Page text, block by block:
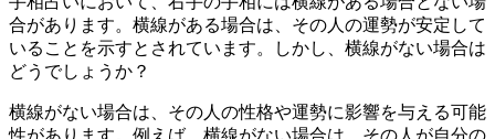
合があります。横線がある場合は、その人の運勢が安定して
いることを示すとされています。しかし、横線がない場合は
どうでしょうか？
横線がない場合は、その人の性格や運勢に影響を与える可能
性があります。例えば、横線がない場合は、その人が自分の